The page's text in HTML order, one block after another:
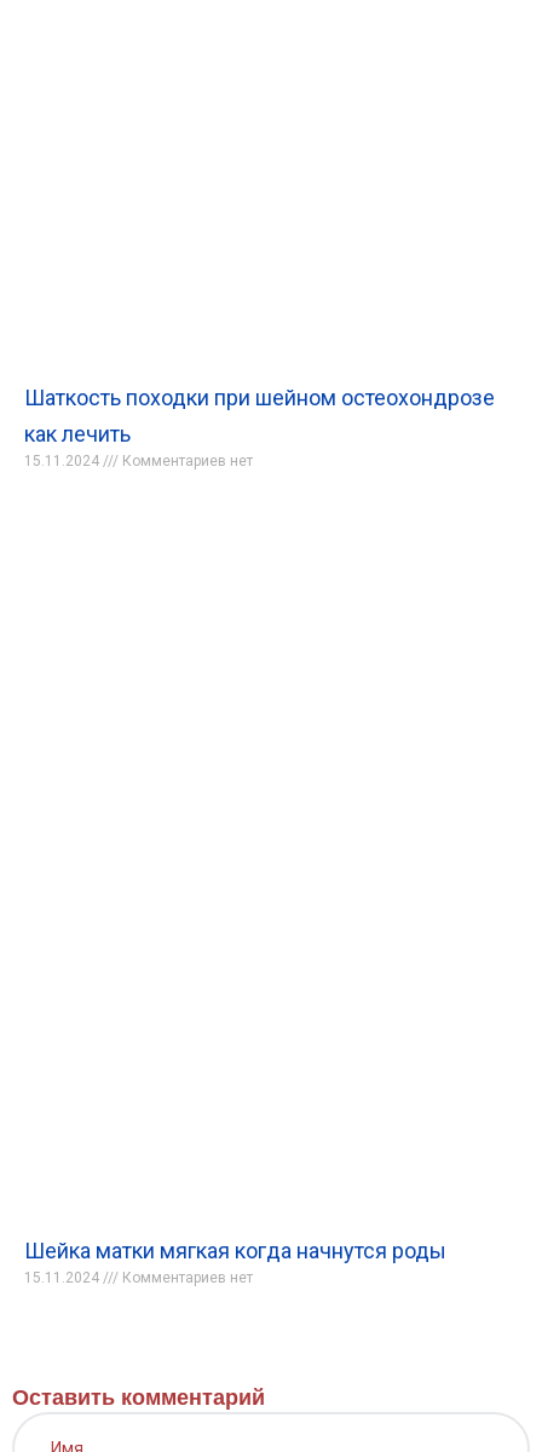
Шаткость походки при шейном остеохондрозе
как лечить
15.11.2024 Комментариев нет
Шейка матки мягкая когда начнутся роды
15.11.2024 Комментариев нет
Оставить комментарий